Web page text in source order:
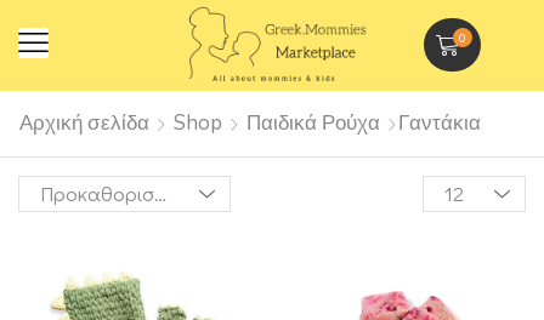
0
Αρχική σελίδα Shop Παιδικά Ρούχα Γαντάκια